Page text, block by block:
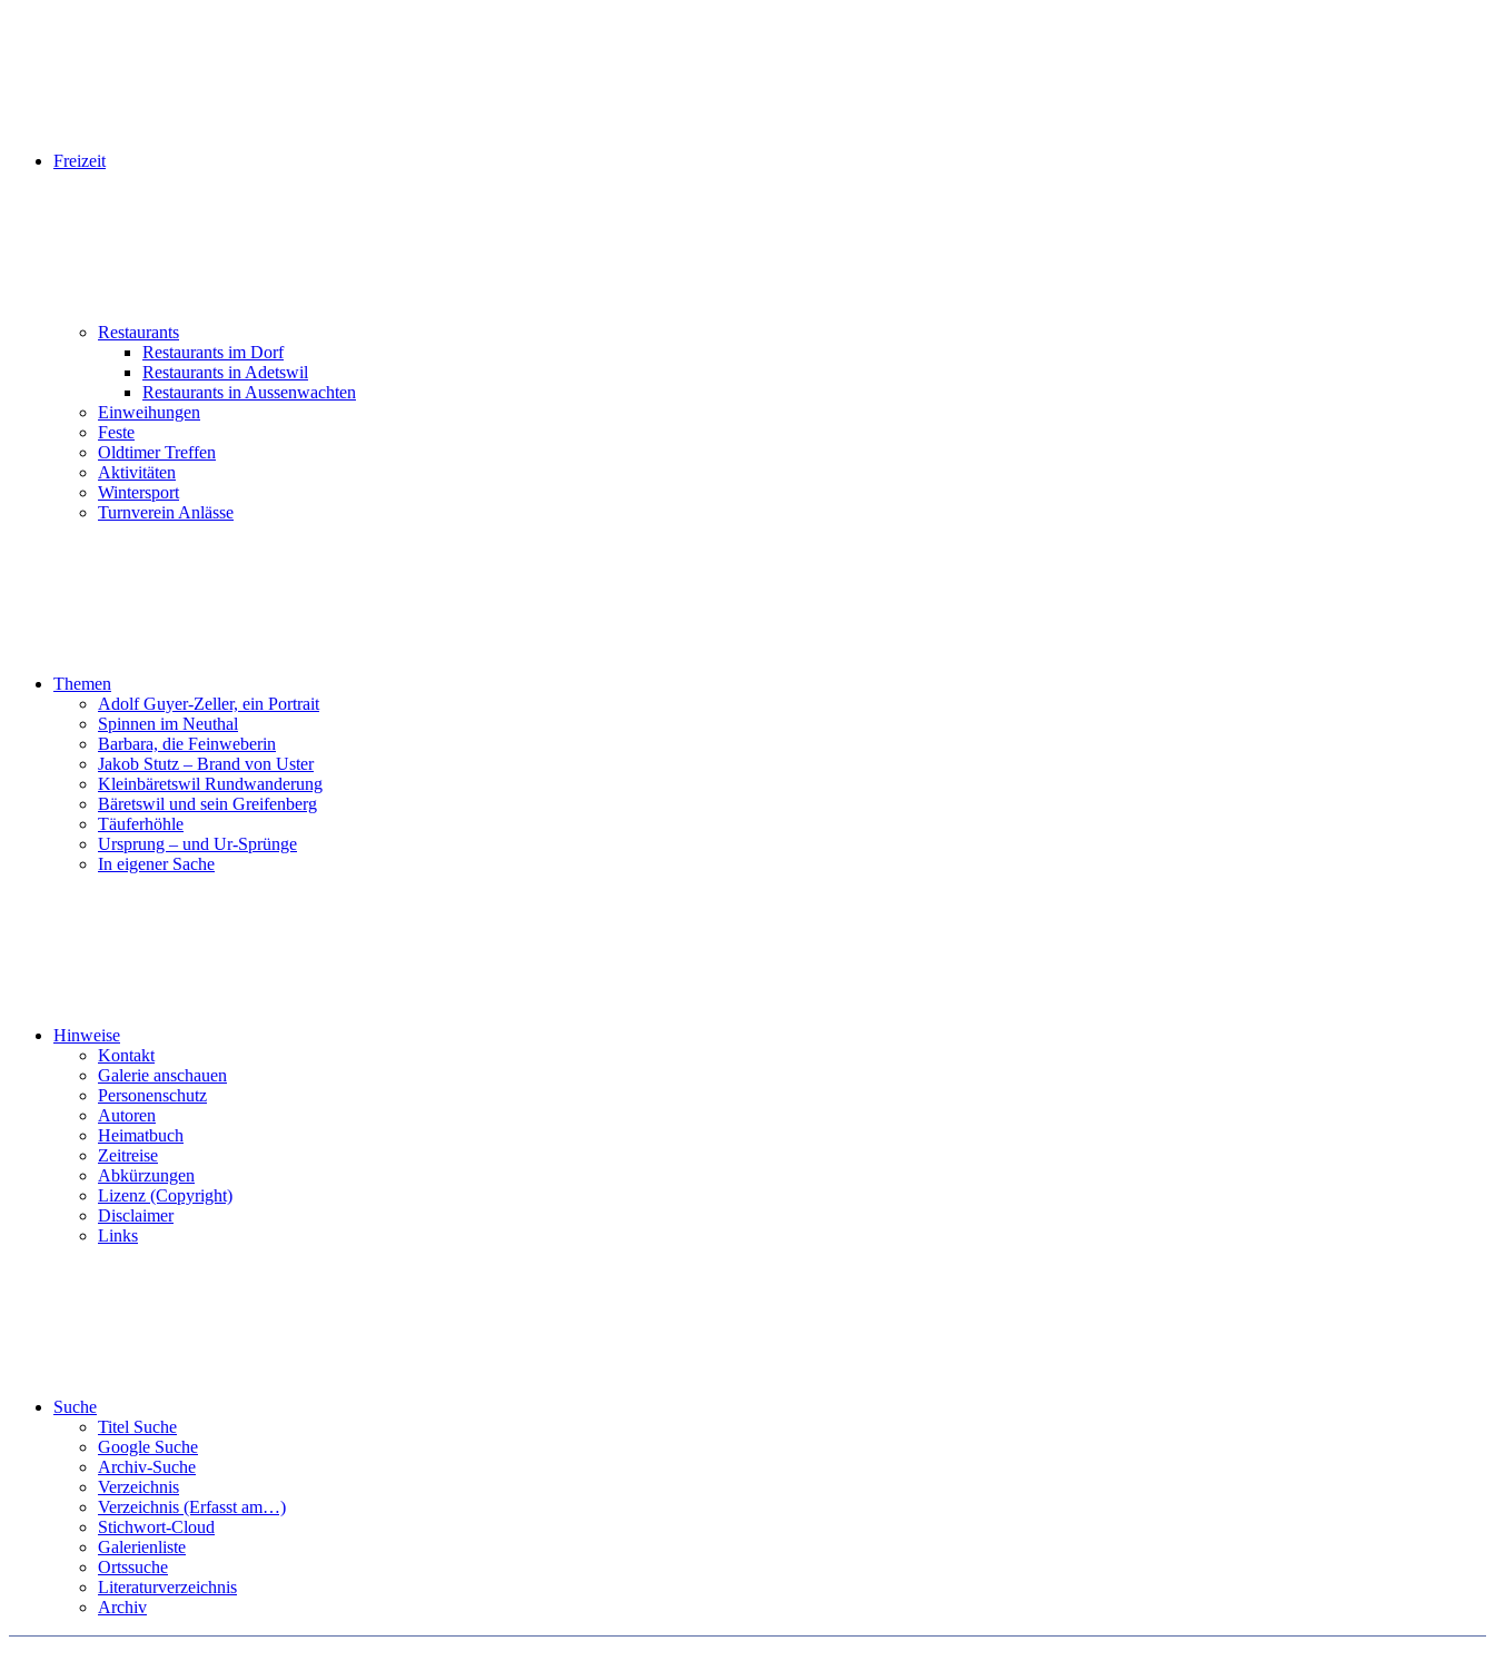
Freizeit
Restaurants
Restaurants im Dorf
Restaurants in Adetswil
Restaurants in Aussenwachten
Einweihungen
Feste
Oldtimer Treffen
Aktivitäten
Wintersport
Turnverein Anlässe
Themen
Adolf Guyer-Zeller, ein Portrait
Spinnen im Neuthal
Barbara, die Feinweberin
Jakob Stutz – Brand von Uster
Kleinbäretswil Rundwanderung
Bäretswil und sein Greifenberg
Täuferhöhle
Ursprung – und Ur-Sprünge
In eigener Sache
Hinweise
Kontakt
Galerie anschauen
Personenschutz
Autoren
Heimatbuch
Zeitreise
Abkürzungen
Lizenz (Copyright)
Disclaimer
Links
Suche
Titel Suche
Google Suche
Archiv-Suche
Verzeichnis
Verzeichnis (Erfasst am…)
Stichwort-Cloud
Galerienliste
Ortssuche
Literaturverzeichnis
Archiv